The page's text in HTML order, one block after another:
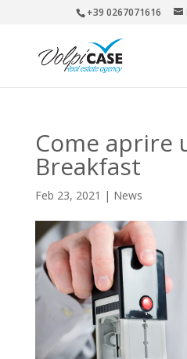
+39 0267071616
Come aprire
Breakfast
Feb 23, 2021 | News